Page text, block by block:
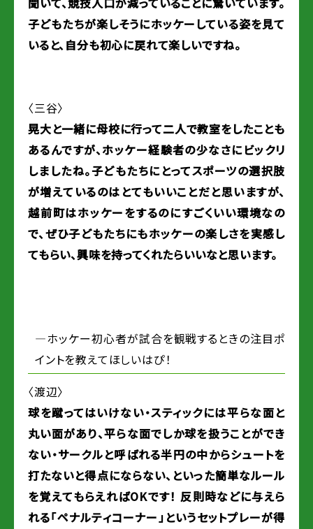
子どもたちが楽しそうにホッケーしている姿を見て
いると、自分も初心に戻れて楽しいですね。
〈三谷〉
晃大と一緒に母校に行って二人で教室をしたことも
あるんですが、ホッケー経験者の少なさにビックリ
しましたね。子どもたちにとってスポーツの選択肢
が増えているのはとてもいいことだと思いますが、
越前町はホッケーをするのにすごくいい環境なの
で、ぜひ子どもたちにもホッケーの楽しさを実感し
てもらい、興味を持ってくれたらいいなと思います。
―ホッケー初心者が試合を観戦するときの注目ポ
イントを教えてほしいはぴ！
〈渡辺〉
球を蹴ってはいけない・スティックには平らな面と
丸い面があり、平らな面でしか球を扱うことができ
ない・サークルと呼ばれる半円の中からシュートを
打たないと得点にならない、といった簡単なルール
を覚えてもらえればOKです！ 反則時などに与えら
れる「ペナルティコーナー」というセットプレーが得